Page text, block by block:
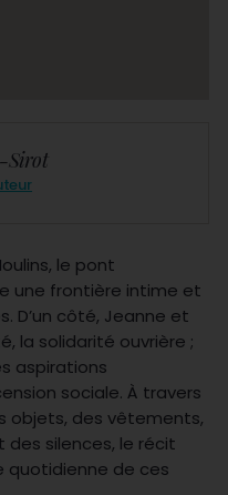
Sirot
le pont
une frontière intime et
D’un côté, Jeanne et
la solidarité ouvrière ;
aspirations
sociale. À travers
objets, des vêtements,
silences, le récit
de ces